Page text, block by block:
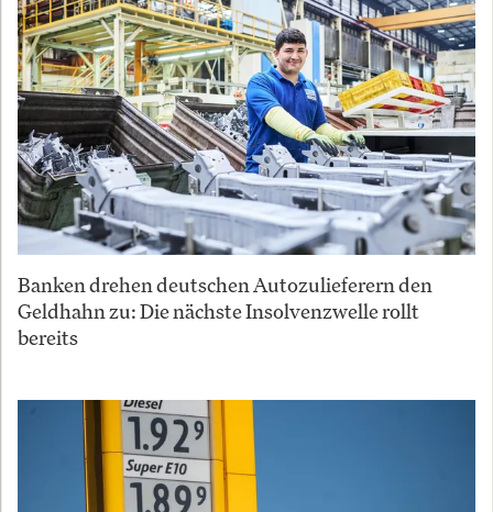
Banken drehen deutschen Autozulieferern den
Geldhahn zu: Die nächste Insolvenzwelle rollt
bereits